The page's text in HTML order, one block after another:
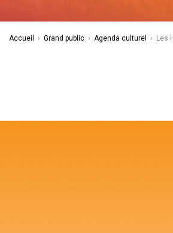
Accueil › Grand public › Agenda culturel › Les